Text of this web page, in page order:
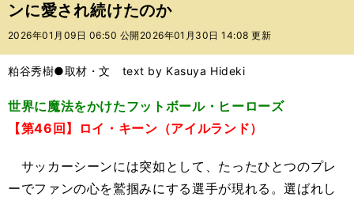
テ
ー
バ
ンに愛され続けたのか
2026年01月09日 06:50 公開 2026年01月30日 14:08 更新
粕谷秀樹●取材・文 text by Kasuya Hideki
世界に魔法をかけたフットボール・ヒーローズ
【第46回】ロイ・キーン（アイルランド）
サッカーシーンには突如として、たったひとつのプレ
ーでファンの心を鷲掴みにする選手が現れる。選ばれし